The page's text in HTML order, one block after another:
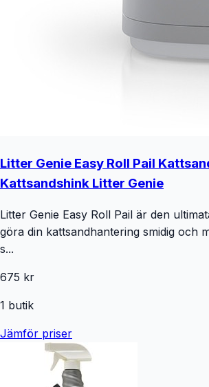
Litter Genie Easy Roll Pail
Kattsandshink Litter Genie
Litter Genie Easy Roll Pail är den
göra din kattsandhantering smidig och
s...
675 kr
1 butik
Jämför priser